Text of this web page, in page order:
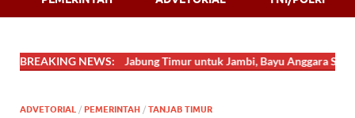
BREAKING NEWS:
Dari Tanjung Jabung Timur untuk Jambi, Bayu Anggara
ADVETORIAL / PEMERINTAH / TANJAB TIMUR